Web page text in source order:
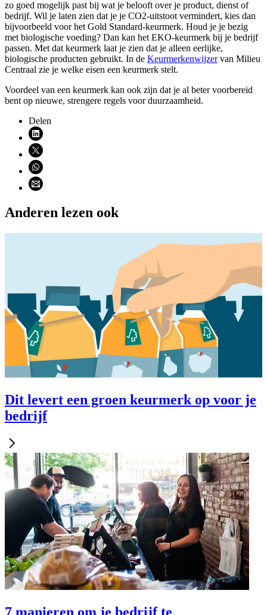
zo goed mogelijk past bij wat je belooft over je product, dienst of
bedrijf. Wil je laten zien dat je je CO2-uitstoot vermindert, kies dan
bijvoorbeeld voor het Gold Standard-keurmerk. Houd je je bezig
met biologische voeding? Dan kan het EKO-keurmerk bij je bedrijf
passen. Met dat keurmerk laat je zien dat je alleen eerlijke,
biologische producten gebruikt. In de Keurmerkenwijzervan Milieu
Centraal zie je welke eisen een keurmerk stelt.
Voordeel van een keurmerk kan ook zijn dat je al beter voorbereid
bent op nieuwe, strengere regels voor duurzaamheid.
Delen
Deel via LinkedIn (opent nieuw venster)
Deel via X (opent nieuw venster)
Deel via WhatsApp (opent WhatsApp)
Deel via email (opent email programma)
Anderen lezen ook
Dit levert een groen keurmerk op voor je
bedrijf